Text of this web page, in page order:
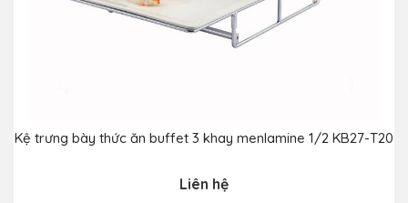
Kệ trưng bày thức ăn buffet 3 khay menlamine 1/2 KB27-T20
Liên hệ